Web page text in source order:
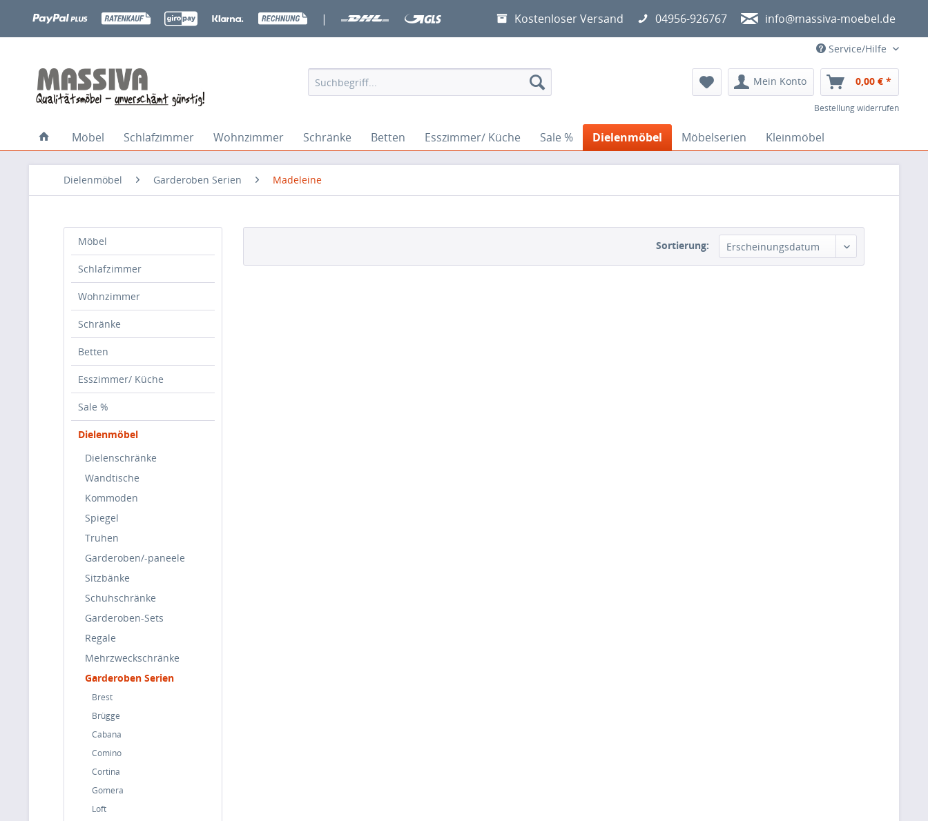
| Kostenloser Versand 04956-926767 info@massiva-moebel.de
Service/Hilfe
Mein Konto 0,00 € *
Bestellung widerrufen
Möbel Schlafzimmer Wohnzimmer Schränke Betten Esszimmer/ Küche Sale % Dielenmöbel Möbelserien Kleinmöbel
Dielenmöbel Garderoben Serien Madeleine
Möbel
Schlafzimmer
Wohnzimmer
Schränke
Betten
Esszimmer/ Küche
Sale %
Dielenmöbel
Dielenschränke
Wandtische
Kommoden
Spiegel
Truhen
Garderoben/-paneele
Sitzbänke
Schuhschränke
Garderoben-Sets
Regale
Mehrzweckschränke
Garderoben Serien
Brest
Brügge
Cabana
Comino
Cortina
Gomera
Loft
Sortierung: